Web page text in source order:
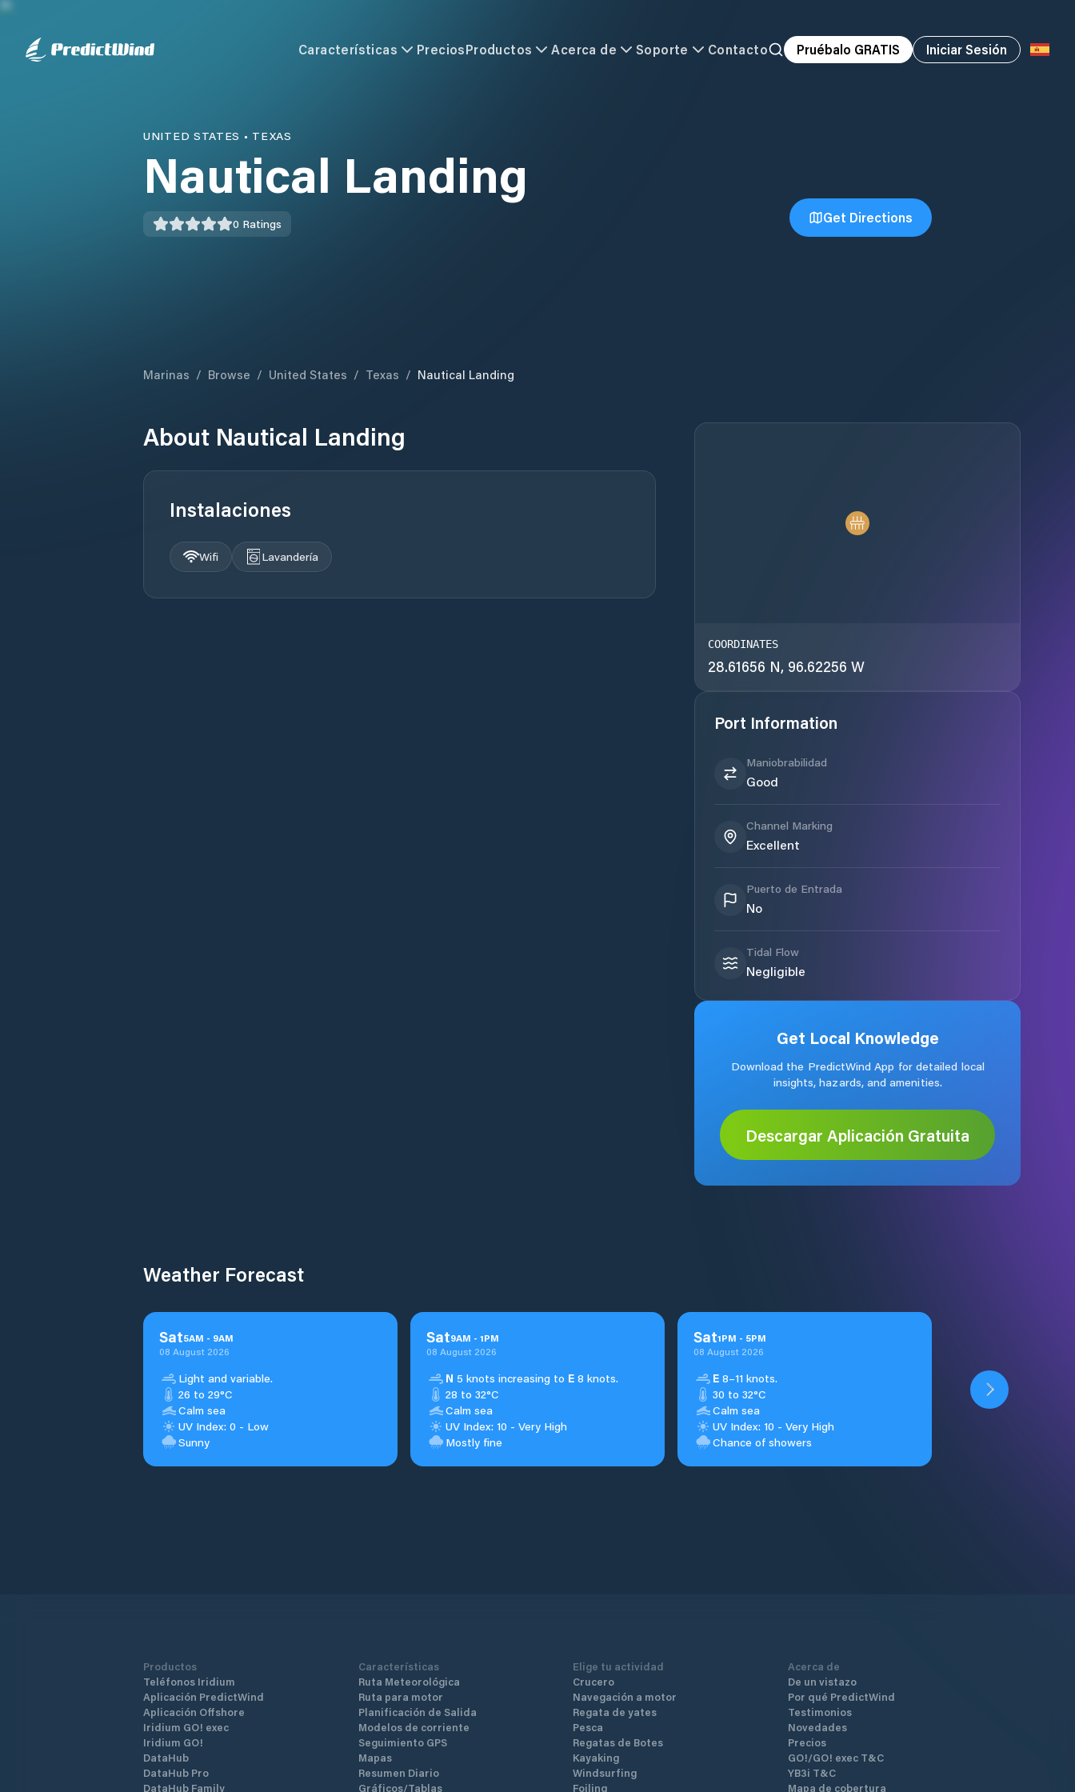
Características PreciosProductos Acerca de Soporte Contacto Pruébalo GRATIS Iniciar Sesión
UNITED STATES • TEXAS
Nautical Landing
0 Ratings Get Directions
Marinas / Browse / United States / Texas / Nautical Landing
About Nautical Landing
Instalaciones
Wifi Lavandería
COORDINATES
28.61656 N, 96.62256 W
Port Information
Maniobrabilidad
Good
Channel Marking
Excellent
Puerto de Entrada
No
Tidal Flow
Negligible
Get Local Knowledge
Download the PredictWind App for detailed local
insights, hazards, and amenities.
Descargar Aplicación Gratuita
Weather Forecast
Sat5AM - 9AM
08 August 2026
Light and variable.
26 to 29°C
Calm sea
UV Index: 0 - Low
Sunny
Sat9AM - 1PM
08 August 2026
N 5 knots increasing to E 8 knots.
28 to 32°C
Calm sea
UV Index: 10 - Very High
Mostly fine
Sat1PM - 5PM
08 August 2026
E 8–11 knots.
30 to 32°C
Calm sea
UV Index: 10 - Very High
Chance of showers
Productos
Teléfonos Iridium
Aplicación PredictWind
Aplicación Offshore
Iridium GO! exec
Iridium GO!
DataHub
DataHub Pro
DataHub Family
Características
Ruta Meteorológica
Ruta para motor
Planificación de Salida
Modelos de corriente
Seguimiento GPS
Mapas
Resumen Diario
Gráficos/Tablas
Elige tu actividad
Crucero
Navegación a motor
Regata de yates
Pesca
Regatas de Botes
Kayaking
Windsurfing
Foiling
Acerca de
De un vistazo
Por qué PredictWind
Testimonios
Novedades
Precios
GO!/GO! exec T&C
YB3i T&C
Mapa de cobertura